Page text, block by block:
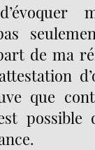
de ma
que
possible